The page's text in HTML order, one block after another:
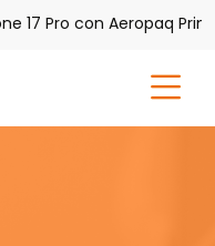
Pro con Aeropaq Prime